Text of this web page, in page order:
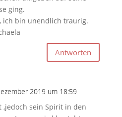
ging.
ich bin unendlich traurig.
Antworten
2019 um 18:59
,jedoch sein Spirit in den